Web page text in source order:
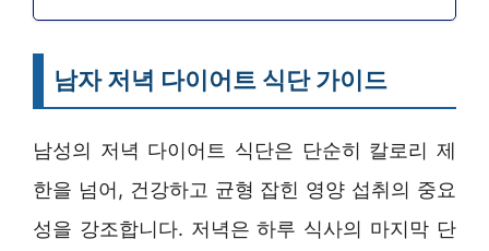
남자 저녁 다이어트 식단 가이드
남성의 저녁 다이어트 식단은 단순히 칼로리 제
한을 넘어, 건강하고 균형 잡힌 영양 섭취의 중요
성을 강조합니다. 저녁은 하루 식사의 마지막 단